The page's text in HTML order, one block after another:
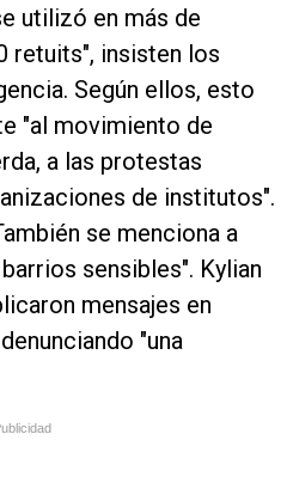
utilizó en más de
retuits", insisten los
Según ellos, esto
"al movimiento de
a las protestas
de institutos".
se menciona a
sensibles". Kylian
mensajes en
"una